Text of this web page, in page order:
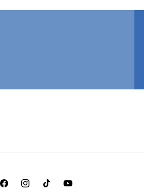
FacebookInstagramTikTok YouTube